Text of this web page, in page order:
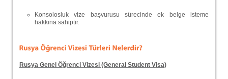
Konsolosluk vize başvurusu sürecinde ek belge isteme
hakkına sahiptir.
Rusya Genel Öğrenci Vizesi (General Student Visa)